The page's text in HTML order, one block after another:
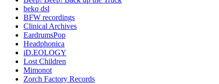
beko dsl
BFW recordings
Clinical Archives
EardrumsPop
Headphonica
iD.EOLOGY
Lost Children
Mimonot
Zorch Factory Records